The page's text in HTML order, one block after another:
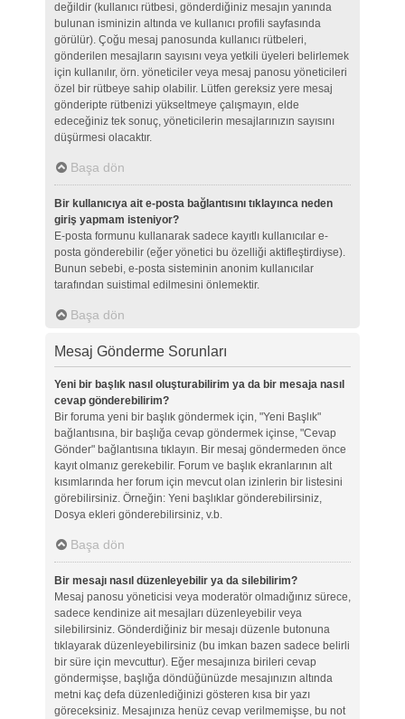
değildir (kullanıcı rütbesi, gönderdiğiniz mesajın yanında
bulunan isminizin altında ve kullanıcı profili sayfasında
görülür). Çoğu mesaj panosunda kullanıcı rütbeleri,
gönderilen mesajların sayısını veya yetkili üyeleri belirlemek
için kullanılır, örn. yöneticiler veya mesaj panosu yöneticileri
özel bir rütbeye sahip olabilir. Lütfen gereksiz yere mesaj
gönderipte rütbenizi yükseltmeye çalışmayın, elde
edeceğiniz tek sonuç, yöneticilerin mesajlarınızın sayısını
düşürmesi olacaktır.
Başa dön
Bir kullanıcıya ait e-posta bağlantısını tıklayınca neden
giriş yapmam isteniyor?
E-posta formunu kullanarak sadece kayıtlı kullanıcılar e-
posta gönderebilir (eğer yönetici bu özelliği aktifleştirdiyse).
Bunun sebebi, e-posta sisteminin anonim kullanıcılar
tarafından suistimal edilmesini önlemektir.
Başa dön
Mesaj Gönderme Sorunları
Yeni bir başlık nasıl oluşturabilirim ya da bir mesaja nasıl
cevap gönderebilirim?
Bir foruma yeni bir başlık göndermek için, "Yeni Başlık"
bağlantısına, bir başlığa cevap göndermek içinse, "Cevap
Gönder" bağlantısına tıklayın. Bir mesaj göndermeden önce
kayıt olmanız gerekebilir. Forum ve başlık ekranlarının alt
kısımlarında her forum için mevcut olan izinlerin bir listesini
görebilirsiniz. Örneğin: Yeni başlıklar gönderebilirsiniz,
Dosya ekleri gönderebilirsiniz, v.b.
Başa dön
Bir mesajı nasıl düzenleyebilir ya da silebilirim?
Mesaj panosu yöneticisi veya moderatör olmadığınız sürece,
sadece kendinize ait mesajları düzenleyebilir veya
silebilirsiniz. Gönderdiğiniz bir mesajı düzenle butonuna
tıklayarak düzenleyebilirsiniz (bu imkan bazen sadece belirli
bir süre için mevcuttur). Eğer mesajınıza birileri cevap
göndermişse, başlığa döndüğünüzde mesajınızın altında
metni kaç defa düzenlediğinizi gösteren kısa bir yazı
göreceksiniz. Mesajınıza henüz cevap verilmemişse, bu not